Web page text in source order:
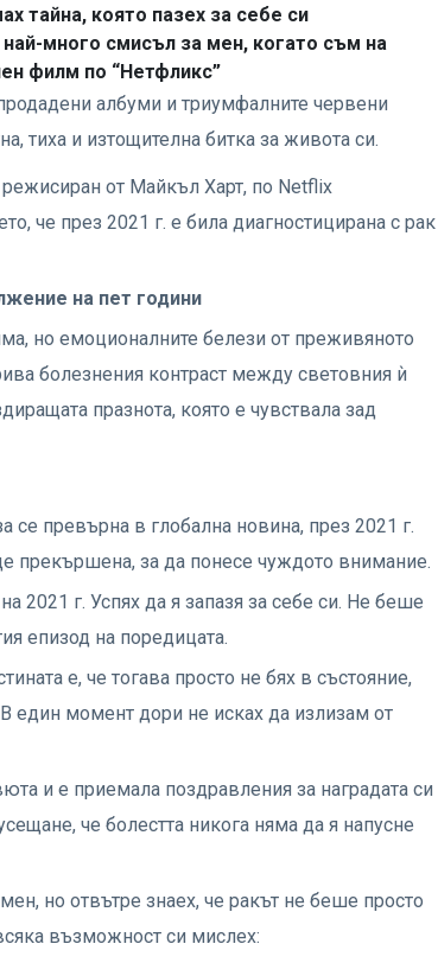
тайна, която пазех за себе си
много смисъл за мен, когато съм на
филм по “Нетфликс”
албуми и триумфалните червени
тиха и изтощителна битка за живота си.
от Майкъл Харт, по Netflix
че през 2021 г. е била диагностицирана с рак
на пет години
но емоционалните белези от преживяното
болезнения контраст между световния ѝ
празнота, която е чувствала зад
се превърна в глобална новина, през 2021 г.
прекършена, за да понесе чуждото внимание.
2021 г. Успях да я запазя за себе си. Не беше
епизод на поредицата.
е, че тогава просто не бях в състояние,
един момент дори не исках да излизам от
и е приемала поздравления за наградата си
че болестта никога няма да я напусне
но отвътре знаех, че ракът не беше просто
възможност си мислех: